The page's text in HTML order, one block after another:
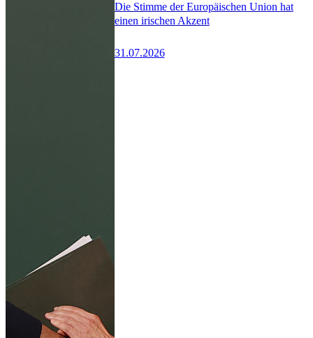
Die Stimme der Europäischen Union hat
einen irischen Akzent
31.07.2026